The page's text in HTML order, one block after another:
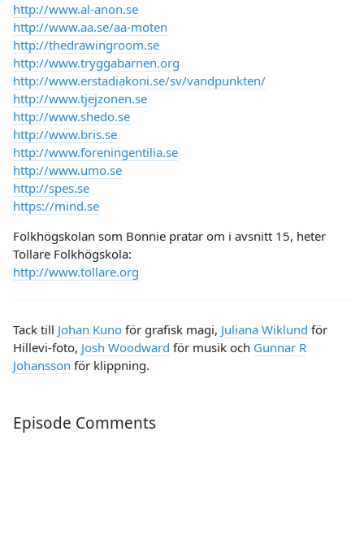
http://www.al-anon.se
http://www.aa.se/aa-moten
http://thedrawingroom.se
http://www.tryggabarnen.org
http://www.erstadiakoni.se/sv/vandpunkten/
http://www.tjejzonen.se
http://www.shedo.se
http://www.bris.se
http://www.foreningentilia.se
http://www.umo.se
http://spes.se
https://mind.se
Folkhögskolan som Bonnie pratar om i avsnitt 15, heter
Tollare Folkhögskola:
http://www.tollare.org
Tack till Johan Kuno för grafisk magi, Juliana Wiklund för
Hillevi-foto, Josh Woodward för musik och Gunnar R
Johansson för klippning.
Episode Comments